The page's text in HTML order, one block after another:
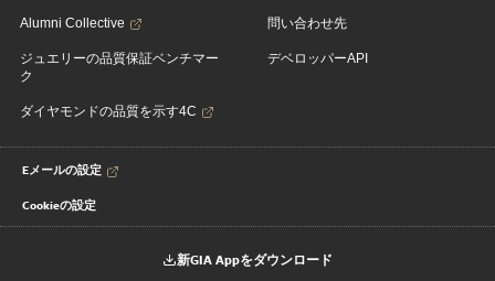
Alumni Collective
ジュエリーの品質保証ベンチマー
ク
ダイヤモンドの品質を示す4C
問い合わせ先
デベロッパーAPI
Eメールの設定
Cookieの設定
新GIA Appをダウンロード